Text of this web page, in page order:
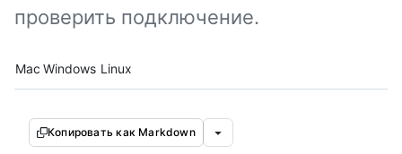
проверить подключение.
Platform navigation
Mac Windows Linux
Копировать как Markdown